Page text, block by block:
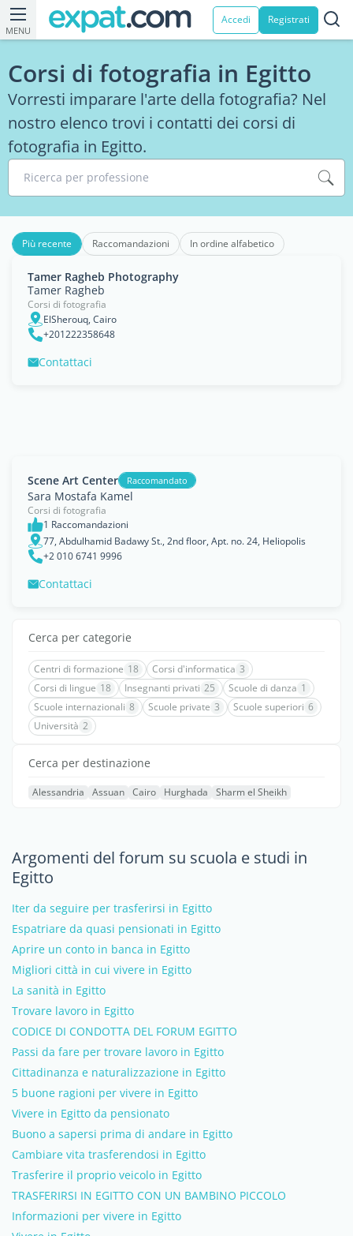
MENU
Accedi Registrati
Corsi di fotografia in Egitto
Vorresti imparare l'arte della fotografia? Nel
nostro elenco trovi i contatti dei corsi di
fotografia in Egitto.
Ricerca per professione
Più recente Raccomandazioni In ordine alfabetico
Tamer Ragheb Photography
Tamer Ragheb
Corsi di fotografia
ElSherouq, Cairo
+201222358648
Contattaci
Scene Art Center Raccomandato
Sara Mostafa Kamel
Corsi di fotografia
1 Raccomandazioni
77, Abdulhamid Badawy St., 2nd floor, Apt. no. 24, Heliopolis
+2 010 6741 9996
Contattaci
Cerca per categorie
Centri di formazione 18 Corsi d'informatica 3
Corsi di lingue 18 Insegnanti privati 25 Scuole di danza 1
Scuole internazionali 8 Scuole private 3 Scuole superiori 6
Università 2
Cerca per destinazione
Alessandria Assuan Cairo Hurghada Sharm el Sheikh
Argomenti del forum su scuola e studi in
Egitto
Iter da seguire per trasferirsi in Egitto
Espatriare da quasi pensionati in Egitto
Aprire un conto in banca in Egitto
Migliori città in cui vivere in Egitto
La sanità in Egitto
Trovare lavoro in Egitto
CODICE DI CONDOTTA DEL FORUM EGITTO
Passi da fare per trovare lavoro in Egitto
Cittadinanza e naturalizzazione in Egitto
5 buone ragioni per vivere in Egitto
Vivere in Egitto da pensionato
Buono a sapersi prima di andare in Egitto
Cambiare vita trasferendosi in Egitto
Trasferire il proprio veicolo in Egitto
TRASFERIRSI IN EGITTO CON UN BAMBINO PICCOLO
Informazioni per vivere in Egitto